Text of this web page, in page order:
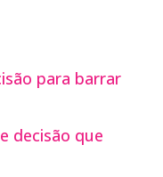
para barrar
decisão que